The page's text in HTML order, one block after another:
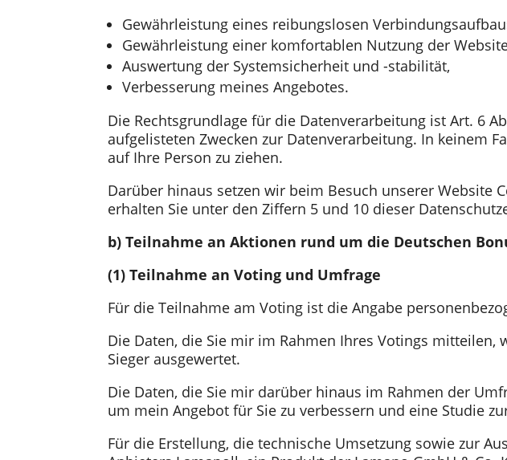
Gewährleistung eines reibungslosen
Gewährleistung einer komfortablen Nutzung der
Auswertung der Systemsicherheit und -stabilität,
Verbesserung meines Angebotes.
Die Rechtsgrundlage für die Datenverarbeitung ist Art. 6
aufgelisteten Zwecken zur Datenverarbeitung. In keinem
auf Ihre Person zu ziehen.
Darüber hinaus setzen wir beim Besuch unserer Website
erhalten Sie unter den Ziffern 5 und 10 dieser
b) Teilnahme an Aktionen rund um die Deutschen
(1) Teilnahme an Voting und Umfrage
Für die Teilnahme am Voting ist die Angabe
Die Daten, die Sie mir im Rahmen Ihres Votings
Sieger ausgewertet.
Die Daten, die Sie mir darüber hinaus im Rahmen der
um mein Angebot für Sie zu verbessern und eine Studie
Für die Erstellung, die technische Umsetzung sowie zur